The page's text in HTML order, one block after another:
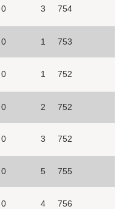
0 3 754
0 1 753
0 1 752
0 2 752
0 3 752
0 5 755
0 4 756